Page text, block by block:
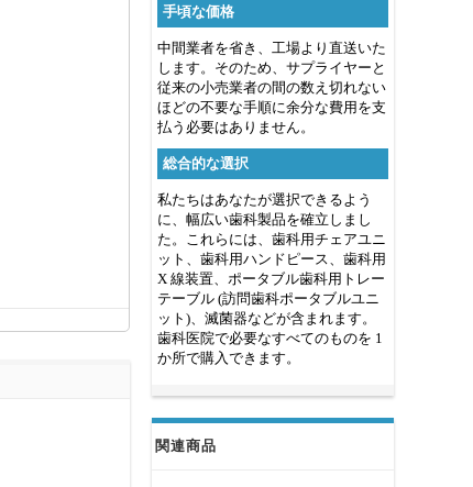
手頃な価格
中間業者を省き、工場より直送いた
します。そのため、サプライヤーと
従来の小売業者の間の数え切れない
ほどの不要な手順に余分な費用を支
払う必要はありません。
総合的な選択
私たちはあなたが選択できるよう
に、幅広い歯科製品を確立しまし
た。これらには、歯科用チェアユニ
ット、歯科用ハンドピース、歯科用
X 線装置、ポータブル歯科用トレー
テーブル (訪問歯科ポータブルユニ
ット)、滅菌器などが含まれます。
歯科医院で必要なすべてのものを 1
か所で購入できます。
関連商品